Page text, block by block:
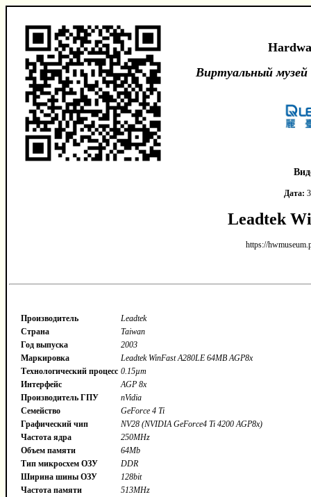
Виртуальный
Дата:
Leadtek
https://
Производитель
Leadtek
Страна
Taiwan
Год выпуска
2003
Маркировка
Leadtek WinFast A280LE 64MB AGP8x
Технологический процесс 0.15µm
Интерфейс
AGP 8x
Производитель ГПУ
nVidia
Семейство
GeForce 4 Ti
Графический чип
NV28 (NVIDIA GeForce4 Ti 4200 AGP8x)
Частота ядра
250MHz
Объем памяти
64Mb
Тип микросхем ОЗУ
DDR
Ширина шины ОЗУ
128bit
Частота памяти
513MHz